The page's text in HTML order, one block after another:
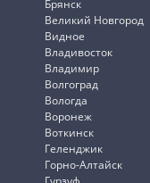
Брянск
Великий Новгород
Видное
Владивосток
Владимир
Волгоград
Вологда
Воронеж
Воткинск
Геленджик
Горно-Алтайск